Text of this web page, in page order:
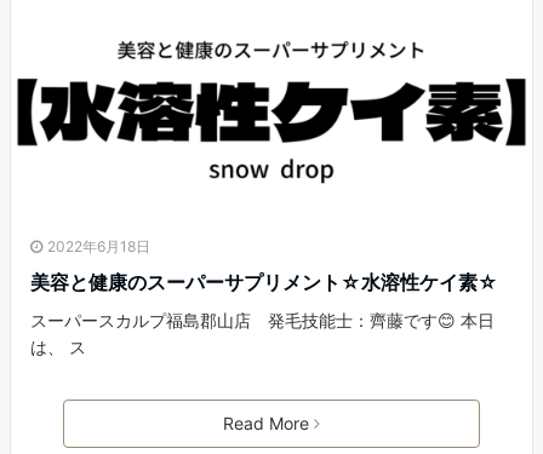
2022年6月18日
美容と健康のスーパーサプリメント☆水溶性ケイ素☆
スーパースカルプ福島郡山店 発毛技能士：齊藤です😊 本日
は、 ス
Read More